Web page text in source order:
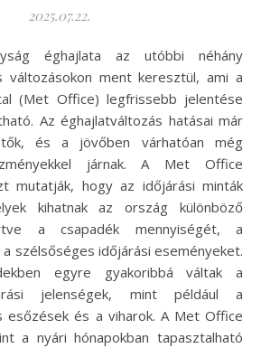
2025.07.22.
változásokon ment keresztül, ami a
(Met Office) legfrissebb jelentése
Az éghajlatváltozás hatásai már
és a jövőben várhatóan még
járnak. A Met Office
mutatják, hogy az időjárási minták
kihatnak az ország különböző
a csapadék mennyiségét, a
szélsőséges időjárási eseményeket.
egyre gyakoribbá váltak a
jelenségek, mint például a
esőzések és a viharok. A Met Office
a nyári hónapokban tapasztalható